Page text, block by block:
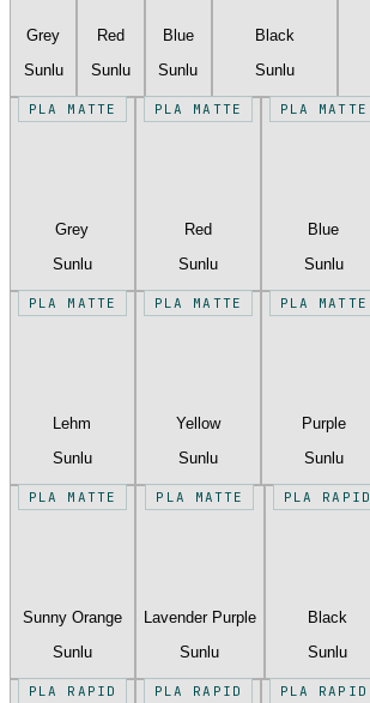
Grey
Sunlu
Red
Sunlu
Blue
Sunlu
Black
Sunlu
PLA MATTE
Grey
Sunlu
PLA MATTE
Red
Sunlu
PLA MATTE
Blue
Sunlu
PLA MATTE
Lehm
Sunlu
PLA MATTE
Yellow
Sunlu
PLA MATTE
Purple
Sunlu
PLA MATTE
Sunny Orange
Sunlu
PLA MATTE
Lavender Purple
Sunlu
PLA RAPID
Black
Sunlu
PLA RAPID PLA RAPID PLA RAPID